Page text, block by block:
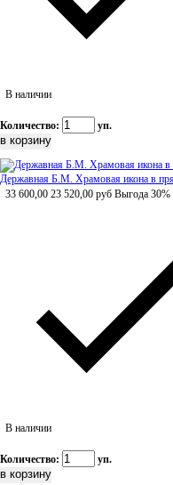
В наличии
Количество: уп.
Державная Б.М. Храмовая икона в
33 600,00 23 520,00 руб Выгода 30%
В наличии
Количество: уп.